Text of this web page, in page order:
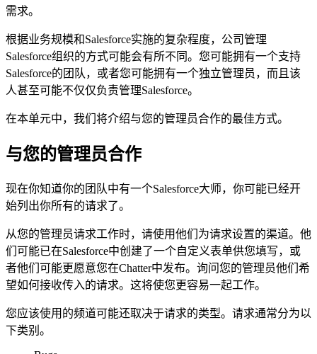
需求。
根据业务规模和Salesforce实施的复杂程度，公司管理
Salesforce组织的方式可能会有所不同。您可能拥有一个支持
Salesforce的团队，或者您可能拥有一个独立管理员，而且该
人甚至可能不仅仅负责管理Salesforce。
在本单元中，我们将介绍与您的管理员合作的最佳方式。
与您的管理员合作
现在你知道你的团队中有一个Salesforce大师，你可能已经开
始列出你所有的请求了。
从您的管理员请求工作时，请使用他们为请求设置的渠道。他
们可能已在Salesforce中创建了一个自定义表单供您填写，或
者他们可能更愿意您在Chatter中发布。询问您的管理员他们希
望如何接收传入的请求。这将使您更容易一起工作。
您应该使用的频道可能还取决于请求的类型。请求通常分为以
下类别。